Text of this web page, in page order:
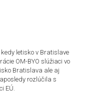
letisko v Bratislave
OM-BYO slúžiaci vo
Bratislava ale aj
rozlúčila s
EÚ.